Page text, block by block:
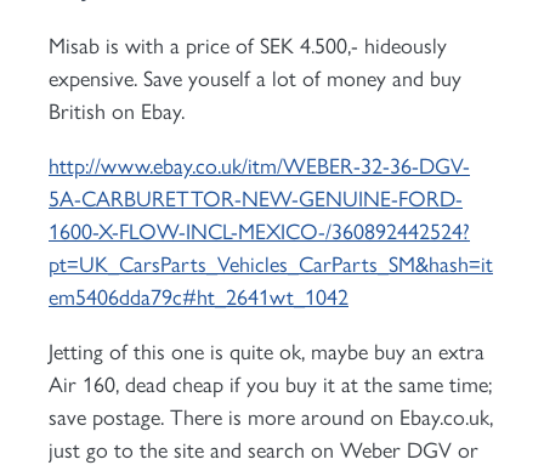
Misab is with a price of SEK 4.500,- hideously
expensive. Save youself a lot of money and buy
British on Ebay.
http://www.ebay.co.uk/itm/WEBER-32-36-DGV-
5A-CARBURETTOR-NEW-GENUINE-FORD-
1600-X-FLOW-INCL-MEXICO-/360892442524?
pt=UK_CarsParts_Vehicles_CarParts_SM&hash=it
em5406dda79c#ht_2641wt_1042
Jetting of this one is quite ok, maybe buy an extra
Air 160, dead cheap if you buy it at the same time;
save postage. There is more around on Ebay.co.uk,
just go to the site and search on Weber DGV or